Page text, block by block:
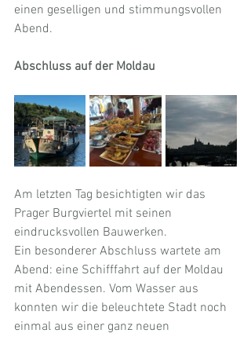
einen geselligen und stimmungsvollen
Abend.
Abschluss auf der Moldau
Am letzten Tag besichtigten wir das
Prager Burgviertel mit seinen
eindrucksvollen Bauwerken.
Ein besonderer Abschluss wartete am
Abend: eine Schifffahrt auf der Moldau
mit Abendessen. Vom Wasser aus
konnten wir die beleuchtete Stadt noch
einmal aus einer ganz neuen